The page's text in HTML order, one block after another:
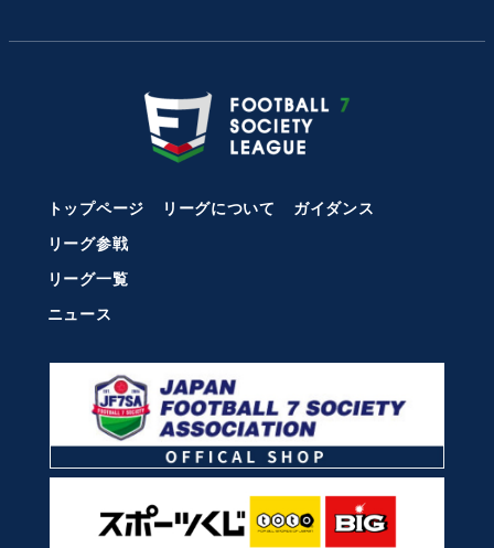
トップページ リーグについて
ガイダンス
リーグ参戦
リーグ一覧
ニュース